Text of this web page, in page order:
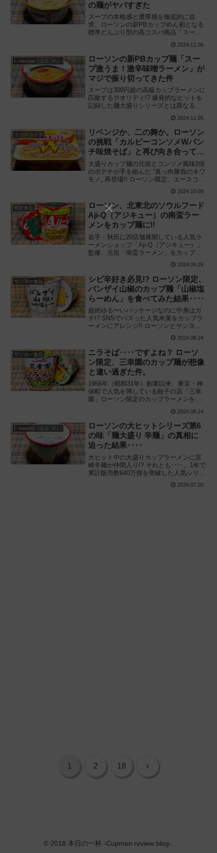
の麺がヤバすぎた
スープの本格感と濃厚感を徹底的に追
求、ローソンの新PBカップめん初となる
標準どんぶり型の高コスパ商品「スープ
同開発「スープ激うま！濃厚豚骨ラーメ
ン」を食べてみた感想と評価・レビュー
です。
2024.11.06
L marche（エル マルシェ）
ローソンの新PBカップ麺「スー
プ激うま！激辛味噌ラーメン」が
マジで振り切ってきた件
スープは300円超の高級カップラーメンに
匹敵するクオリティ!? 爆発的なヒットを
記録した麺大盛りシリーズとは異なる標
食品「スープ激うま！激辛味噌ラーメ
ン」を食べてみた感想と評価・レビュー
です。
2024.11.05
エースコック
リベンジか、二の舞か。ローソン
の挑戦「カルビーコンソメWパン
チ味焼そば」と再び向き合ってみ
た結果‥‥
大盛りカップ麺の元祖とコンソメ風味2倍
のポテチが手を組んだ “真っ向勝負のキワ
モノ„ 再登場!! ローソン限定、エースコッ
プ カルビーコンソメWパンチ味 焼そば」
を食べてみた感想と評価・レビューで
す。
2024.10.09
明星食品
ローソン、北東北のソウルフード
Aji-Q（アジキュー）の南蛮ラー
メンをカップ麺に!!
岩手・秋田に20店舗展開している人気ラ
ーメンショップ「Aji-Q（アジキュー）」
監修、元祖「南蛮ラーメン」をカップラ
星 Aji-Q監修 南蛮ラーメン ねぎ醤油豚骨
味」を食べてみた感想と評価・レビュー
です。
2024.09.26
サンヨー食品
シビ辛好き必見!? ローソン限定、
バンザイ山椒のカップ麺「山椒塩
らーめん」を食べてみた結果‥‥
超絶ゆる〜いパッケージなのに中身はガ
チ!? SNSでバズった人気米菓をカップラ
ーメンにアレンジ!! ローソンとサンヨー
食品が共同開発「サッポロ一番 岩塚製菓
監修 バンザイ山椒風味 山椒塩らーめん」
を食べてみた感想と評価・レビューで
す。
2024.08.24
サンヨー食品
ニラそば‥‥ですよね？ ローソ
ン限定、三幸園のカップ麺が想像
と違い過ぎた件。
1956年（昭和31年）創業以来、東京・神
保町で人気を博している餃子の店「三幸
園」ローソン限定のカップラーメンを初
園（さんこうえん）監修 ニラそば」を食
べてみた感想と評価・レビューです。
2024.08.14
ローソンの大ヒットシリーズ第6
の味「麺大盛り 辛麺」の真相に
迫った結果‥‥
大ヒット中の大盛りカップラーメンに宮
崎辛麺が仲間入り!? それとも‥‥。1年で
累計販売数640万個を突破した人気シリー
る。日清食品と共同開発「麺大盛り 辛
2024.07.20
1 2 18 次
© 2018 本日の一杯 -Cupmen review blog-.